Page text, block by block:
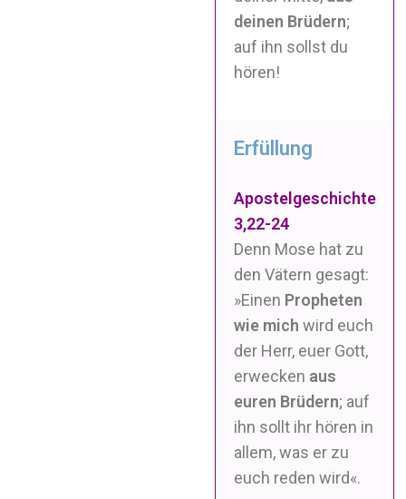
deinen Brüdern;
auf ihn sollst du
hören!
Erfüllung
Apostelgeschichte
3,22-24
Denn Mose hat zu
den Vätern gesagt:
»Einen Propheten
wie mich wird euch
der Herr, euer Gott,
erwecken aus
euren Brüdern; auf
ihn sollt ihr hören in
allem, was er zu
euch reden wird«.